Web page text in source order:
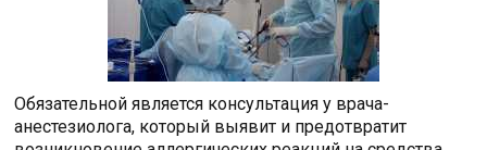
Обязательной является консультация у врача-
анестезиолога, который выявит и предотвратит